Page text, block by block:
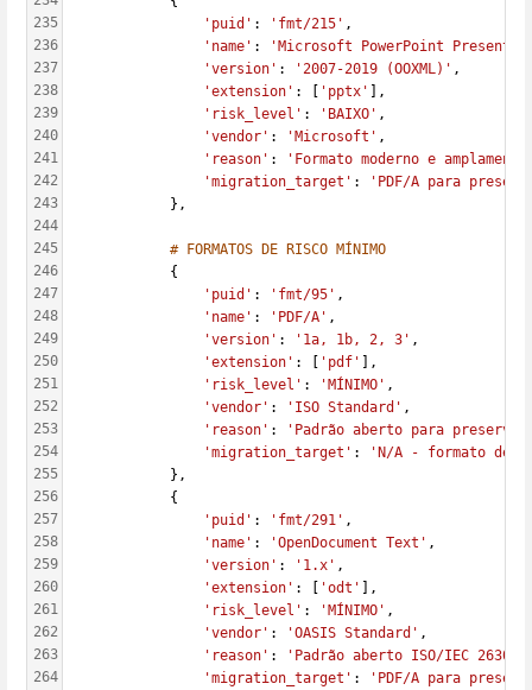
235
236
237
238
239
240
241
242
243
244
245
246
247
248
249
250
251
252
253
254
255
256
257
258
259
260
261
262
263
264
'puid' : 'fmt/215' ,
'name' :
'Microsoft PowerPoint
'version' : '2007-2019 (OOXML)' ,
'extension' : [ 'pptx'
],
'risk_level' : 'BAIXO' ,
'vendor' : 'Microsoft' ,
'reason' :
'Formato moderno e
'migration_target' :
'PDF/A para
            },
# FORMATOS DE RISCO MÍNIMO
            {
'puid' : 'fmt/95' ,
'name' : 'PDF/A' ,
'version' : '1a, 1b, 2, 3' ,
'extension' : [ 'pdf'
],
'risk_level' : 'MÍNIMO' ,
'vendor' : 'ISO Standard' ,
'reason' :
'Padrão aberto para
'migration_target' :
'N/A - formato de
            },
            {
'puid' : 'fmt/291' ,
'name' : 'OpenDocument Text' ,
'version' : '1.x' ,
'extension' : [ 'odt'
],
'risk_level' : 'MÍNIMO' ,
'vendor' : 'OASIS Standard' ,
'reason' : 'Padrão aberto ISO/IEC 26300'
'migration_target' :
'PDF/A para